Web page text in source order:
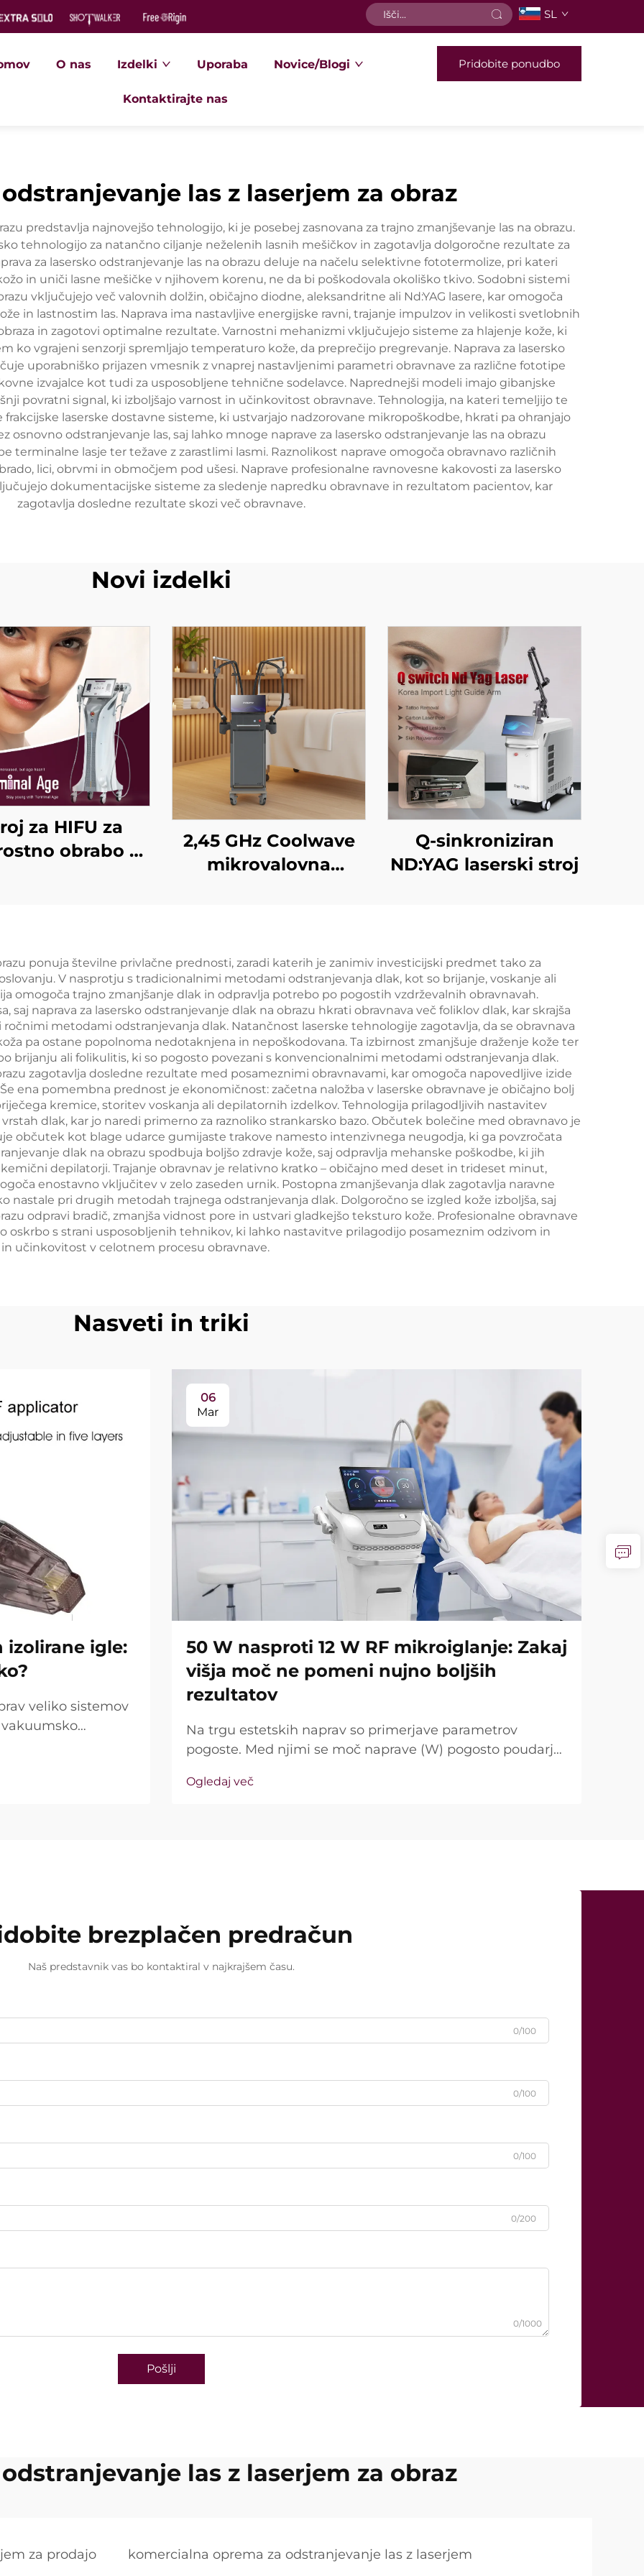
SL
O nas Izdelki Uporaba Novice/Blogi
Kontaktirajte nas
Pridobite ponudbo
las z laserjem za obraz
predstavlja najnovejšo tehnologijo, ki je posebej zasnovana za trajno zmanjševanje las na obrazu.
tehnologijo za natančno ciljanje neželenih lasnih mešičkov in zagotavlja dolgoročne rezultate za
za lasersko odstranjevanje las na obrazu deluje na načelu selektivne fototermolize, pri kateri
in uniči lasne mešičke v njihovem korenu, ne da bi poškodovala okoliško tkivo. Sodobni sistemi
vključujejo več valovnih dolžin, običajno diodne, aleksandritne ali Nd:YAG lasere, kar omogoča
in lastnostim las. Naprava ima nastavljive energijske ravni, trajanje impulzov in velikosti svetlobnih
in zagotovi optimalne rezultate. Varnostni mehanizmi vključujejo sisteme za hlajenje kože, ki
ko vgrajeni senzorji spremljajo temperaturo kože, da preprečijo pregrevanje. Naprava za lasersko
uporabniško prijazen vmesnik z vnaprej nastavljenimi parametri obravnave za različne fototipe
izvajalce kot tudi za usposobljene tehnične sodelavce. Naprednejši modeli imajo gibanjske
povratni signal, ki izboljšajo varnost in učinkovitost obravnave. Tehnologija, na kateri temeljijo te
frakcijske laserske dostavne sisteme, ki ustvarjajo nadzorovane mikropoškodbe, hkrati pa ohranjajo
osnovno odstranjevanje las, saj lahko mnoge naprave za lasersko odstranjevanje las na obrazu
terminalne lasje ter težave z zarastlimi lasmi. Raznolikost naprave omogoča obravnavo različnih
lici, obrvmi in območjem pod ušesi. Naprave profesionalne ravnovesne kakovosti za lasersko
dokumentacijske sisteme za sledenje napredku obravnave in rezultatom pacientov, kar
zagotavlja dosledne rezultate skozi več obravnave.
Novi izdelki
za HIFU za
obrabo z
kože in
telesa
2,45 GHz Coolwave
mikrovalovna
celulita, dvigovanje
in napenjanje kože
ter radiofrekvenčno
obdelavo obraza za
izgubo teže in
izboljšanje kontur
telesa
Q-sinkroniziran
ND:YAG laserski stroj
ponuja številne privlačne prednosti, zaradi katerih je zanimiv investicijski predmet tako za
V nasprotju s tradicionalnimi metodami odstranjevanja dlak, kot so brijanje, voskanje ali
omogoča trajno zmanjšanje dlak in odpravlja potrebo po pogostih vzdrževalnih obravnavah.
naprava za lasersko odstranjevanje dlak na obrazu hkrati obravnava več foliklov dlak, kar skrajša
metodami odstranjevanja dlak. Natančnost laserske tehnologije zagotavlja, da se obravnava
pa ostane popolnoma nedotaknjena in nepoškodovana. Ta izbirnost zmanjšuje draženje kože ter
brijanju ali folikulitis, ki so pogosto povezani s konvencionalnimi metodami odstranjevanja dlak.
zagotavlja dosledne rezultate med posameznimi obravnavami, kar omogoča napovedljive izide
ena pomembna prednost je ekonomičnost: začetna naložba v laserske obravnave je običajno bolj
kremice, storitev voskanja ali depilatornih izdelkov. Tehnologija prilagodljivih nastavitev
dlak, kar jo naredi primerno za raznoliko strankarsko bazo. Občutek bolečine med obravnavo je
občutek kot blage udarce gumijaste trakove namesto intenzivnega neugodja, ki ga povzročata
dlak na obrazu spodbuja boljšo zdravje kože, saj odpravlja mehanske poškodbe, ki jih
depilatorji. Trajanje obravnav je relativno kratko – običajno med deset in trideset minut,
enostavno vključitev v zelo zaseden urnik. Postopna zmanjševanja dlak zagotavlja naravne
nastale pri drugih metodah trajnega odstranjevanja dlak. Dolgoročno se izgled kože izboljša, saj
odpravi bradič, zmanjša vidnost pore in ustvari gladkejšo teksturo kože. Profesionalne obravnave
oskrbo s strani usposobljenih tehnikov, ki lahko nastavitve prilagodijo posameznim odzivom in
učinkovitost v celotnem procesu obravnave.
Nasveti in triki
izolirane igle:
veliko sistemov
natančno delujejo
06
Mar
50 W nasproti 12 W RF mikroiglanje: Zakaj
višja moč ne pomeni nujno boljših
rezultatov
Na trgu estetskih naprav so primerjave parametrov
pogoste. Med njimi se moč naprave (W) pogosto poudarja
resničnost precej drugačna. V mnogih primerih tako
Ogledaj več
brezplačen predračun
Naš predstavnik vas bo kontaktiral v najkrajšem času.
0/100
0/100
0/100
0/200
0/1000
Pošlji
las z laserjem za obraz
za prodajo komercialna oprema za odstranjevanje las z laserjem